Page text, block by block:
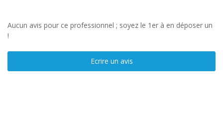
Aucun avis pour ce professionnel ; soyez le 1er à en déposer un
!
Ecrire un avis